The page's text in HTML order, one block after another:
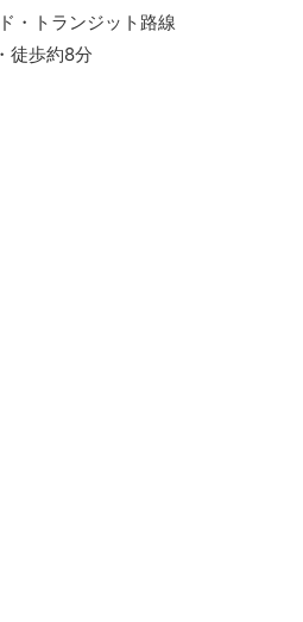
・トランジット路線
徒歩約8分